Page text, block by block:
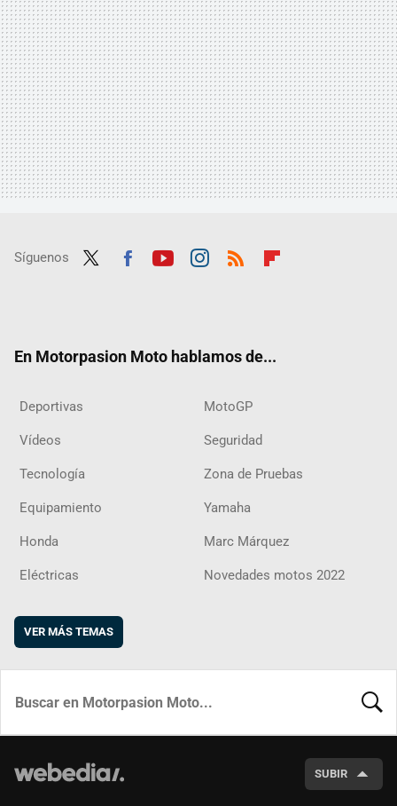
Síguenos
En Motorpasion Moto hablamos de...
Deportivas MotoGP
Vídeos Seguridad
Tecnología Zona de Pruebas
Equipamiento Yamaha
Honda Marc Márquez
Eléctricas Novedades motos 2022
VER MÁS TEMAS
SUBIR